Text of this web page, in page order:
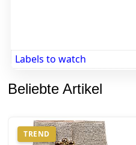
Labels to watch
Beliebte Artikel
TREND